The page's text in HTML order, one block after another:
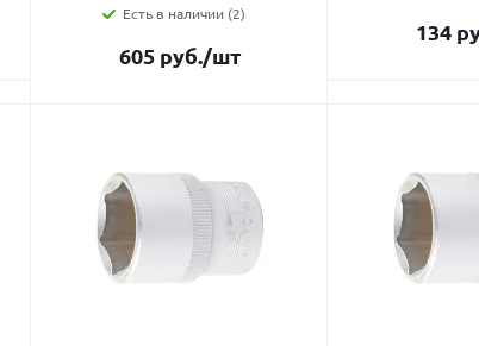
Есть в наличии (2)
605руб./шт
134